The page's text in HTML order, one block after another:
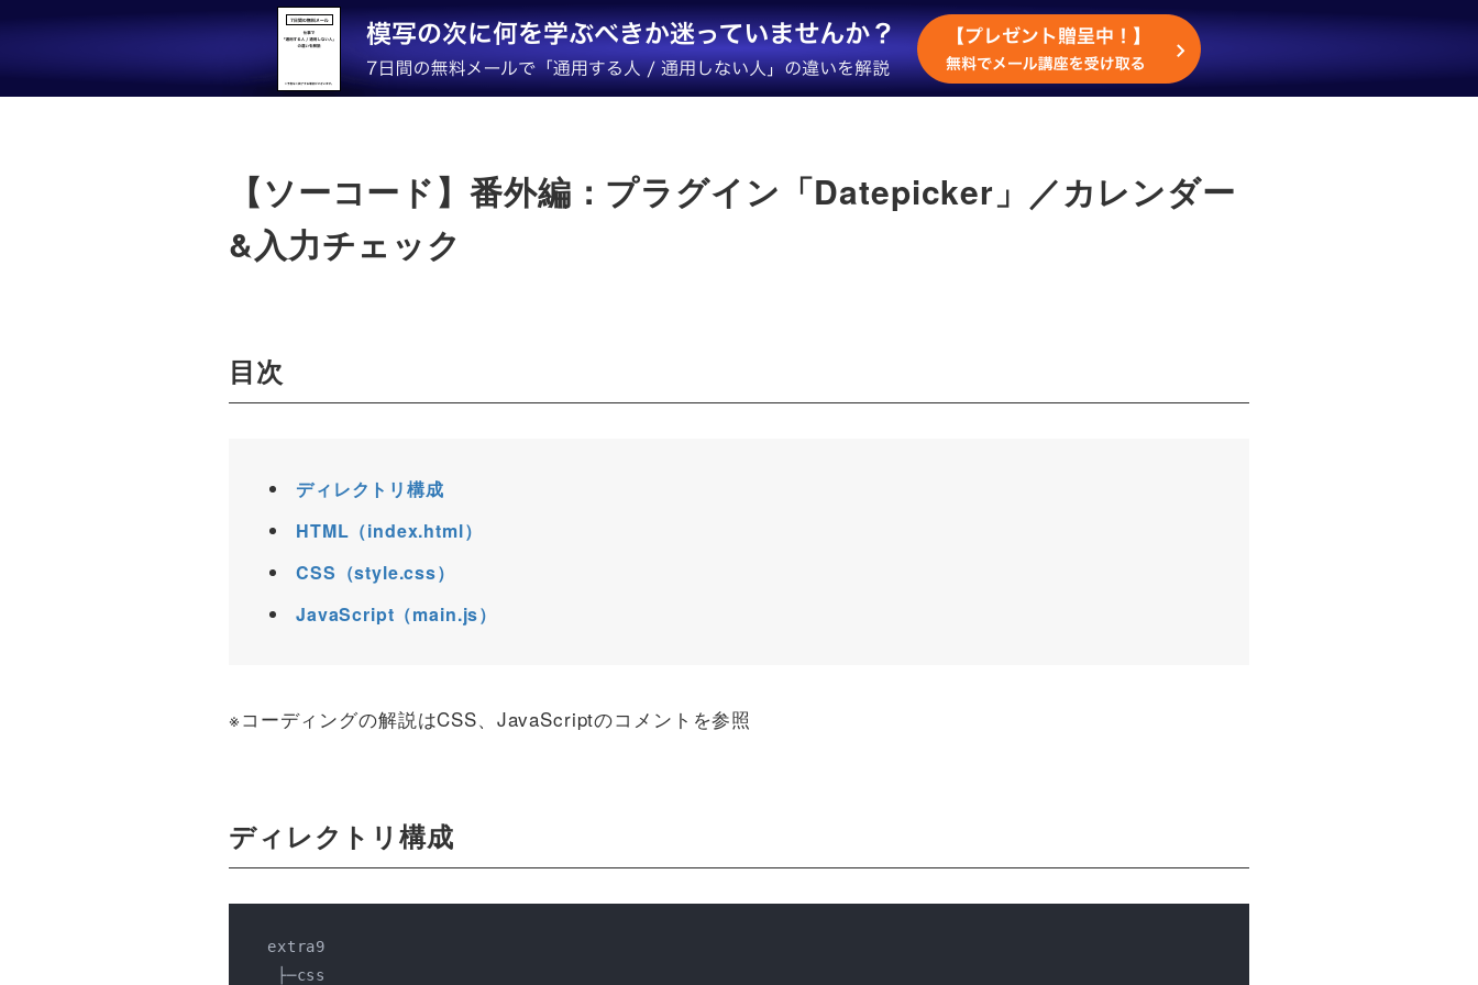
【ソーコード】番外編：プラグイン「Datepicker」／カレンダー
&入力チェック
目次
ディレクトリ構成
HTML（index.html）
CSS（style.css）
JavaScript（main.js）
※コーディングの解説はCSS、JavaScriptのコメントを参照
ディレクトリ構成
extra9
├─css